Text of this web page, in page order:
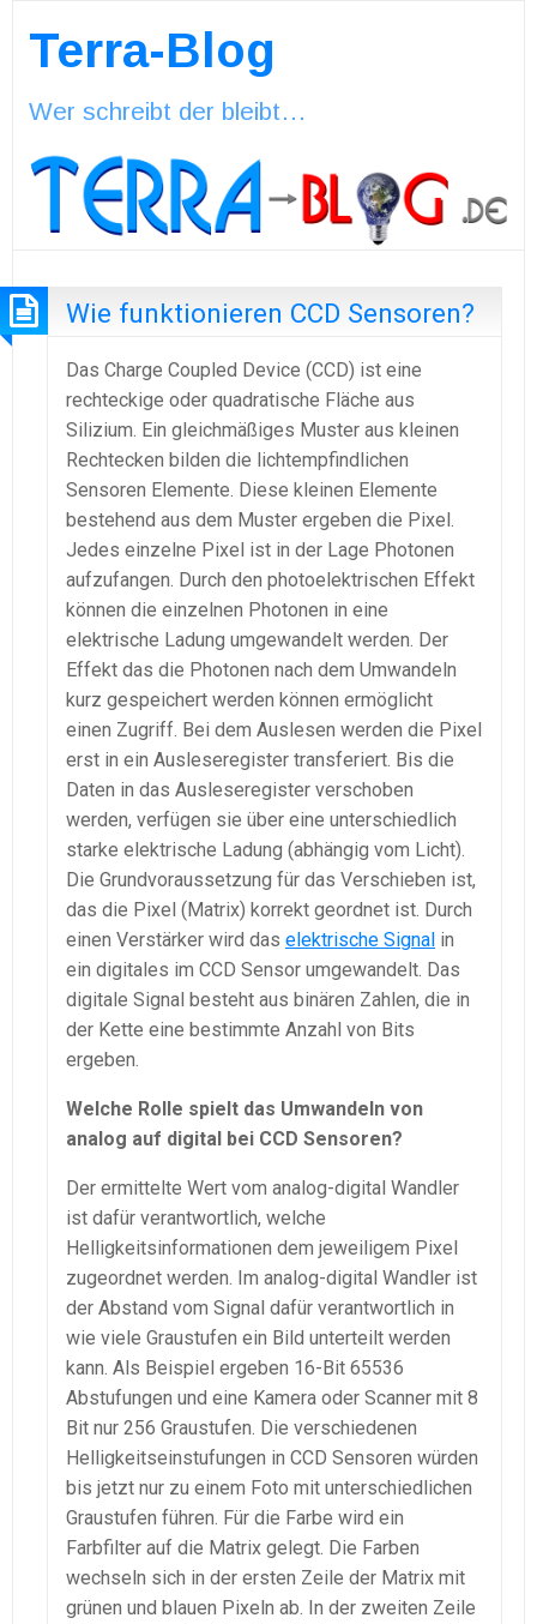
Terra-Blog
Wer schreibt der bleibt…
Wie funktionieren CCD Sensoren?
Das Charge Coupled Device (CCD) ist eine
rechteckige oder quadratische Fläche aus
Silizium. Ein gleichmäßiges Muster aus kleinen
Rechtecken bilden die lichtempfindlichen
Sensoren Elemente. Diese kleinen Elemente
bestehend aus dem Muster ergeben die Pixel.
Jedes einzelne Pixel ist in der Lage Photonen
aufzufangen. Durch den photoelektrischen Effekt
können die einzelnen Photonen in eine
elektrische Ladung umgewandelt werden. Der
Effekt das die Photonen nach dem Umwandeln
kurz gespeichert werden können ermöglicht
einen Zugriff. Bei dem Auslesen werden die Pixel
erst in ein Ausleseregister transferiert. Bis die
Daten in das Ausleseregister verschoben
werden, verfügen sie über eine unterschiedlich
starke elektrische Ladung (abhängig vom Licht).
Die Grundvoraussetzung für das Verschieben ist,
das die Pixel (Matrix) korrekt geordnet ist. Durch
einen Verstärker wird das elektrische Signal in
ein digitales im CCD Sensor umgewandelt. Das
digitale Signal besteht aus binären Zahlen, die in
der Kette eine bestimmte Anzahl von Bits
ergeben.
Welche Rolle spielt das Umwandeln von
analog auf digital bei CCD Sensoren?
Der ermittelte Wert vom analog-digital Wandler
ist dafür verantwortlich, welche
Helligkeitsinformationen dem jeweiligem Pixel
zugeordnet werden. Im analog-digital Wandler ist
der Abstand vom Signal dafür verantwortlich in
wie viele Graustufen ein Bild unterteilt werden
kann. Als Beispiel ergeben 16-Bit 65536
Abstufungen und eine Kamera oder Scanner mit 8
Bit nur 256 Graustufen. Die verschiedenen
Helligkeitseinstufungen in CCD Sensoren würden
bis jetzt nur zu einem Foto mit unterschiedlichen
Graustufen führen. Für die Farbe wird ein
Farbfilter auf die Matrix gelegt. Die Farben
wechseln sich in der ersten Zeile der Matrix mit
grünen und blauen Pixeln ab. In der zweiten Zeile